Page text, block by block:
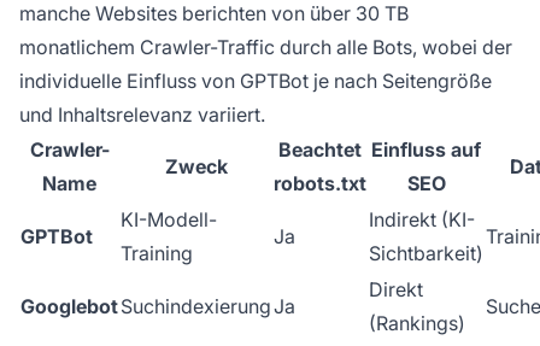
manche Websites berichten von über 30 TB
monatlichem Crawler-Traffic durch alle Bots, wobei der
individuelle Einfluss von GPTBot je nach Seitengröße
und Inhaltsrelevanz variiert.
Crawler-
Name
Zweck
Beachtet
robots.txt
Einfluss auf
SEO
GPTBot
KI-Modell-
Training
Ja
Indirekt (KI-
Sichtbarkeit)
GooglebotSuchindexierungJa
Direkt
(Rankings)